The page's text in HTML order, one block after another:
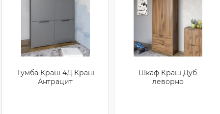
Тумба Краш 4Д Краш
Антрацит
Шкаф Краш Дуб
леворно